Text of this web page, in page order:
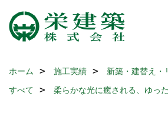
ホーム 施工実績
新築・建替え・
すべて
柔らかな光に癒される、ゆっ